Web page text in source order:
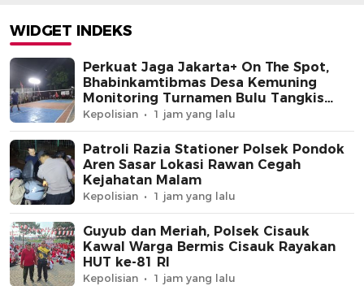
Warga
WIDGET INDEKS
Perkuat Jaga Jakarta+ On The Spot,
Bhabinkamtibmas Desa Kemuning
Monitoring Turnamen Bulu Tangkis
Warga
Kepolisian 1 jam yang lalu
Patroli Razia Stationer Polsek Pondok
Aren Sasar Lokasi Rawan Cegah
Kejahatan Malam
Kepolisian 1 jam yang lalu
Guyub dan Meriah, Polsek Cisauk
Kawal Warga Bermis Cisauk Rayakan
HUT ke-81 RI
Kepolisian 1 jam yang lalu